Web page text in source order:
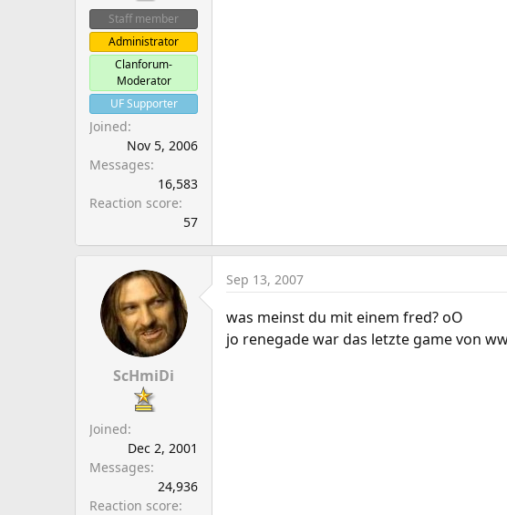
Staff member
Administrator
Clanforum-
Moderator
UF Supporter
Joined
Nov 5, 2006
Messages
16,583
Reaction score
57
ScHmiDi
Joined
Dec 2, 2001
Messages
24,936
Reaction score
Sep 13, 2007
was meinst du mit einem fred? oO
jo renegade war das letzte game von